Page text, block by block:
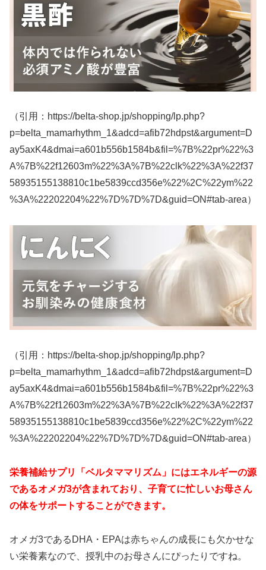
（引用：https://belta-shop.jp/shopping/lp.php?
p=belta_mamarhythm_1&adcd=afib72hdpst&argument=D
ay5axK4&dmai=a601b556b1584b&fil=%7B%22pr%22%3
A%7B%22f12603m%22%3A%7B%22clk%22%3A%22f37
58935155138810c1be5839ccd356e%22%2C%22ym%22
%3A%22202204%22%7D%7D%7D&guid=ON#tab-area）
（引用：https://belta-shop.jp/shopping/lp.php?
p=belta_mamarhythm_1&adcd=afib72hdpst&argument=D
ay5axK4&dmai=a601b556b1584b&fil=%7B%22pr%22%3
A%7B%22f12603m%22%3A%7B%22clk%22%3A%22f37
58935155138810c1be5839ccd356e%22%2C%22ym%22
%3A%22202204%22%7D%7D%7D&guid=ON#tab-area）
栄養補給サプリ「ベルタママリズム」にはエネルギーの源
であるオメガ3が含まれており、子育てに忙しいお母さん
の体をサポートすることができます。
オメガ3であるDHA・EPAは赤ちゃんの成長にも欠かせな
い栄養素なので、授乳中のお母さんにぴったりですね。